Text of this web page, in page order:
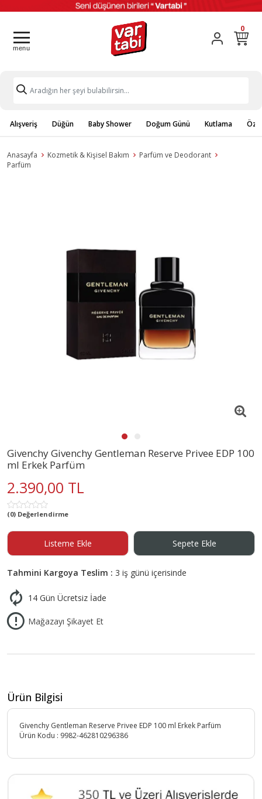
0
Alışveriş Düğün Baby Shower Doğum Günü Kutlama
Anasayfa Kozmetik & Kişisel Bakım
Parfüm ve Deodorant
Parfüm
Givenchy Givenchy Gentleman Reserve Privee EDP 100
ml Erkek Parfüm
2.390,00 TL
(0) Değerlendirme
Listeme Ekle Sepete Ekle
Tahmini Kargoya Teslim : 3 iş günü içerisinde
14 Gün Ücretsiz İade
Mağazayı Şikayet Et
Ürün Bilgisi
Givenchy Gentleman Reserve Privee EDP 100 ml Erkek Parfüm
Ürün Kodu : 9982-462810296386